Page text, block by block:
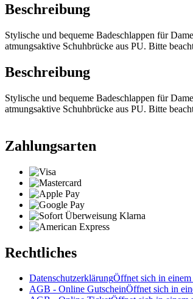
Beschreibung
Stylische und bequeme Badeschlappen für
atmungsaktive Schuhbrücke aus PU. Bitte
Beschreibung
Stylische und bequeme Badeschlappen für
atmungsaktive Schuhbrücke aus PU. Bitte
Zahlungsarten
Rechtliches
DatenschutzerklärungÖffnet sich in einem
AGB - Online GutscheinÖffnet sich in